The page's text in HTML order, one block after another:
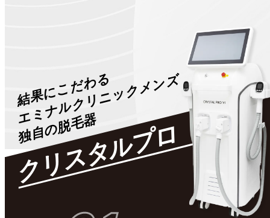
結果にこだわる
エミナルクリニックメンズ
独自の脱毛器
クリスタルプロ